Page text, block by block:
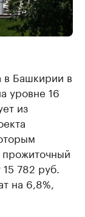
в Башкирии в
уровне 16
из
782 руб.
на 6,8%,